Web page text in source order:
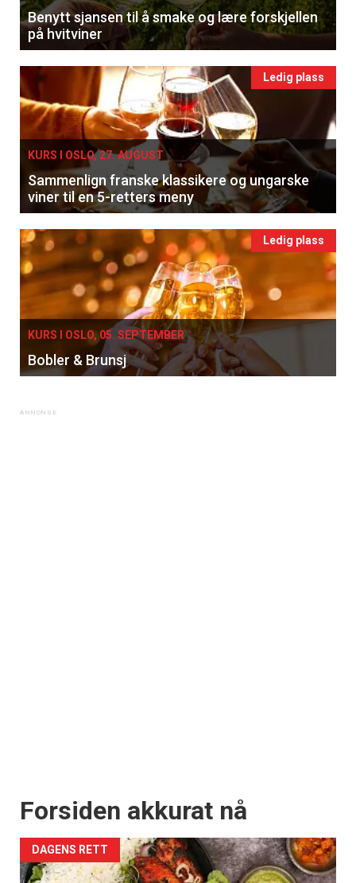
Benytt sjansen til å smake og lære forskjellen
på hvitviner
Ledig plass
KURS I OSLO, 27. AUGUST
Sammenlign franske klassikere og ungarske
viner til en 5-retters meny
Ledig plass
KURS I OSLO, 05. SEPTEMBER
Bobler & Brunsj
Forsiden akkurat nå
DAGENS RETT